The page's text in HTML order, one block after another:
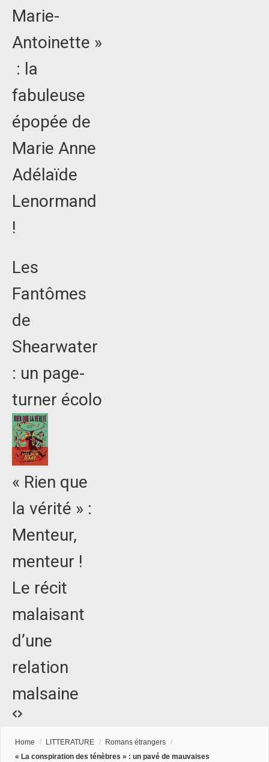
Marie-
Antoinette »
: la
fabuleuse
épopée de
Marie Anne
Adélaïde
Lenormand
!
Les
Fantômes
de
Shearwater
: un page-
turner écolo
« Rien que
la vérité » :
Menteur,
menteur !
Le récit
malaisant
d’une
relation
malsaine
Home / LITTERATURE / Romans étrangers /
« La conspiration des ténèbres » : un pavé de mauvaises